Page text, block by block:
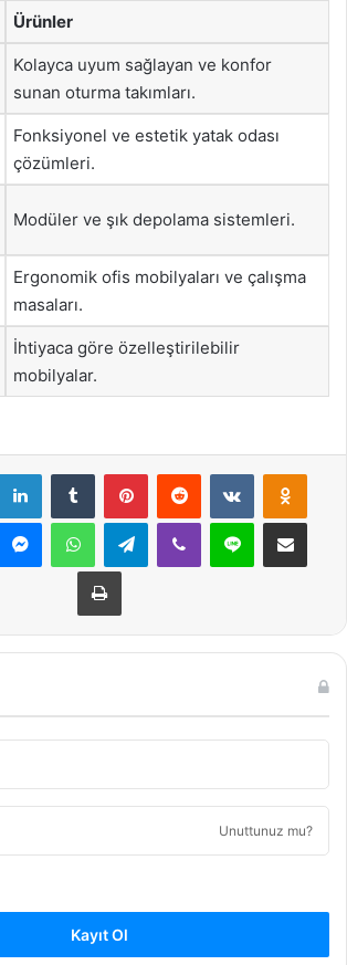
Ürünler
Kolayca uyum sağlayan ve konfor
sunan oturma takımları.
Fonksiyonel ve estetik yatak odası
çözümleri.
Modüler ve şık depolama sistemleri.
Ergonomik ofis mobilyaları ve çalışma
masaları.
İhtiyaca göre özelleştirilebilir
mobilyalar.
LinkedInTumblr PinterestReddit VKontakte
MessengerWhatsAppTelegramViber Line E-Posta ile
Yazdır
Unuttunuz mu?
Kayıt Ol